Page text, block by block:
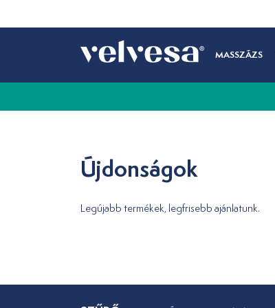
MASSZÁZS
Újdonságok
Legújabb termékek, legfrisebb ajánlatunk.